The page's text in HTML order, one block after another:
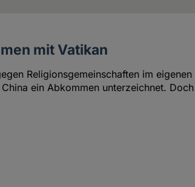
mit Vatikan
Religionsgemeinschaften im eigenen
ein Abkommen unterzeichnet.